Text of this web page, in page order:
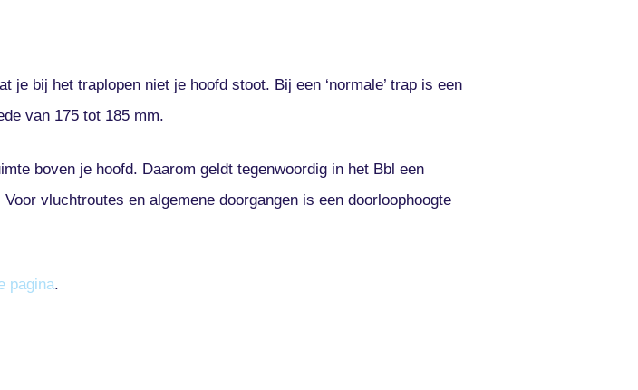
je bij het traplopen niet je hoofd stoot. Bij een ‘normale’ trap is een
van 175 tot 185 mm.
boven je hoofd. Daarom geldt tegenwoordig in het Bbl een
vluchtroutes en algemene doorgangen is een doorloophoogte
pagina.